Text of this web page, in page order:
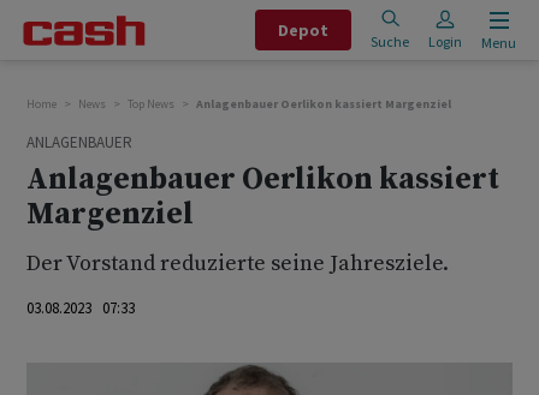
Depot
Suche Login Menu
Home News Top News Anlagenbauer Oerlikon kassiert Margenziel
ANLAGENBAUER
Anlagenbauer Oerlikon kassiert
Margenziel
Der Vorstand reduzierte seine Jahresziele.
03.08.2023 07:33